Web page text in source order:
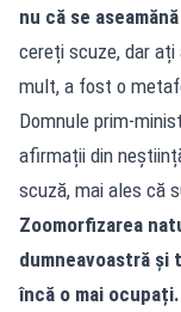
nu că se
cereți scuze, dar
mult, a fost o
Domnule prim-
afirmații din
scuză, mai ales că
Zoomorfizarea
dumneavoastră
încă o mai ocupați.